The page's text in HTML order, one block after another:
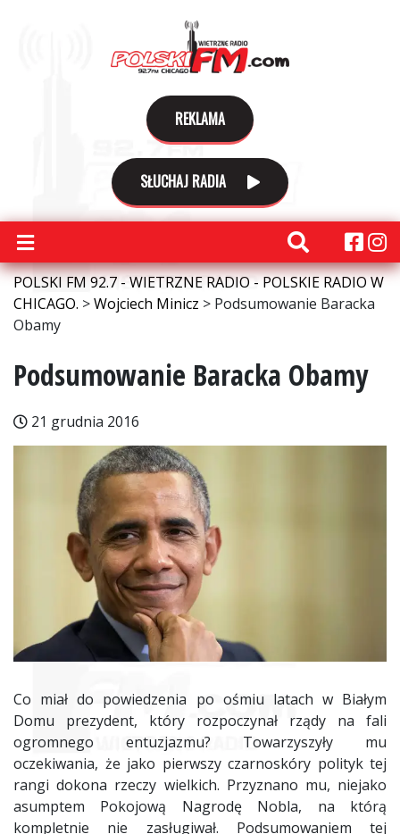
REKLAMA
SŁUCHAJ RADIA
POLSKI FM 92.7 - WIETRZNE RADIO - POLSKIE RADIO W
CHICAGO. >Wojciech Minicz > Podsumowanie Baracka
Obamy
Podsumowanie Baracka Obamy
21 grudnia 2016
Co miał do powiedzenia po ośmiu latach w Białym
Domu prezydent, który rozpoczynał rządy na fali
ogromnego entuzjazmu? Towarzyszyły mu
oczekiwania, że jako pierwszy czarnoskóry polityk tej
rangi dokona rzeczy wielkich. Przyznano mu, niejako
asumptem Pokojową Nagrodę Nobla, na którą
kompletnie nie zasługiwał. Podsumowaniem tej